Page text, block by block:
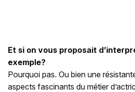
Et si on vous proposait
exemple?
Pourquoi pas. Ou bien une
aspects fascinants du métier